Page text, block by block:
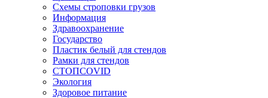
Схемы строповки грузов
Информация
Здравоохранение
Государство
Пластик белый для стендов
Рамки для стендов
СТОПCOVID
Экология
Здоровое питание